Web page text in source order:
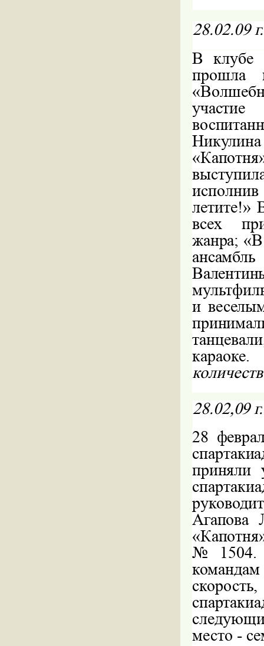
28.02.09
В клубе
прошла
летите!»
всех
жанра;
и
28.02,09
28
приняли
Агапова
№1504.
место -